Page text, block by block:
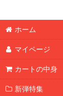
ホーム
マイページ
カートの中身
新弾特集